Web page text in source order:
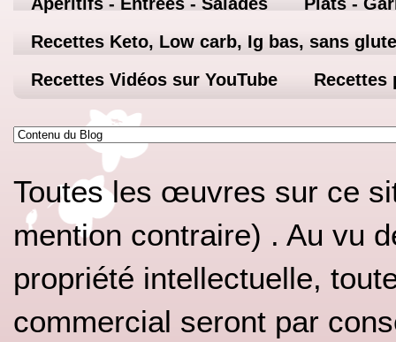
Recettes Keto, Low carb, Ig bas, sans
Recettes Vidéos sur YouTube
Recettes
Toutes les œuvres sur ce
mention contraire) . Au vu
propriété intellectuelle,
commercial seront par